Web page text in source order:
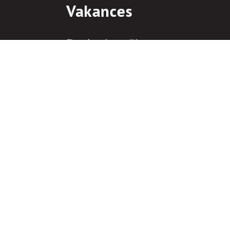
Vakances
Darba iespējas